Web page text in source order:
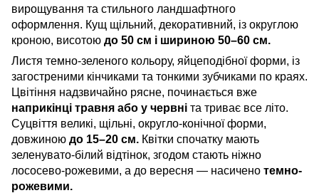
вирощування та стильного ландшафтного
оформлення. Кущ щільний, декоративний, із округлою
кроною, висотою до 50 см і шириною 50–60 см.
Листя темно-зеленого кольору, яйцеподібної форми, із
загостреними кінчиками та тонкими зубчиками по краях.
Цвітіння надзвичайно рясне, починається вже
наприкінці травня або у червні та триває все літо.
Суцвіття великі, щільні, округло-конічної форми,
довжиною до 15–20 см. Квітки спочатку мають
зеленувато-білий відтінок, згодом стають ніжно
лососево-рожевими, а до вересня — насичено темно-
рожевими.